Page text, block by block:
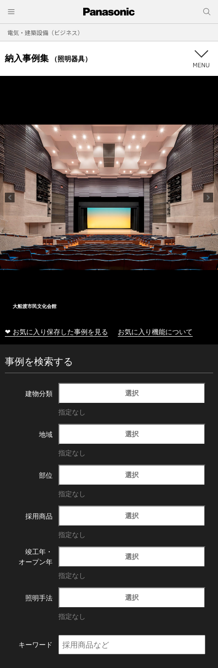
電気・建築設備（ビジネス）
納入事例集 （照明器具）
大船渡市民文化会館
❤ お気に入り保存した事例を見る お気に入り機能について
事例を検索する
建物分類 選択
指定なし
地域 選択
指定なし
部位 選択
指定なし
採用商品 選択
指定なし
竣工年・
オープン年
選択
指定なし
照明手法 選択
指定なし
キーワード